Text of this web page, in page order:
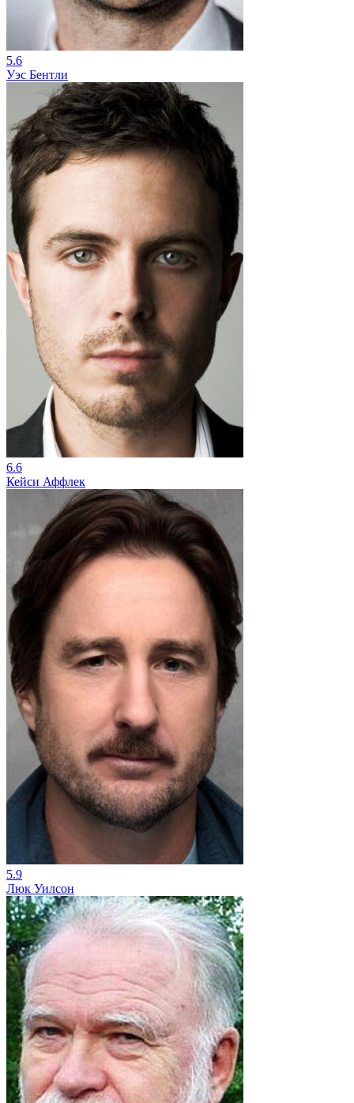
5.6
Уэс Бентли
6.6
Кейси Аффлек
5.9
Люк Уилсон